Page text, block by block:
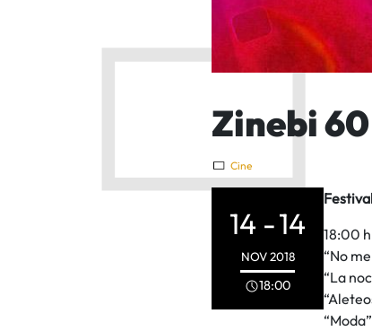
Zinebi 60
Cine
14 -14
NOV2018
18:00
18:00
“No
“La